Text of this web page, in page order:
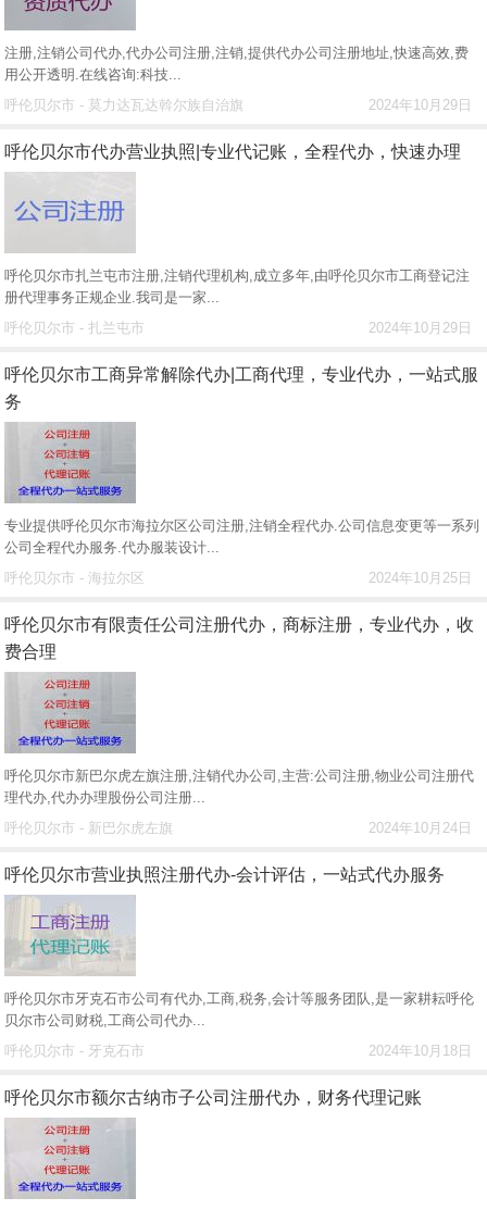
注册,注销公司代办,代办公司注册,注销,提供代办公司注册地址,快速高效,费
用公开透明.在线咨询:科技...
2024年10月29日
呼伦贝尔市 - 莫力达瓦达斡尔族自治旗
呼伦贝尔市代办营业执照|专业代记账，全程代办，快速办理
呼伦贝尔市扎兰屯市注册,注销代理机构,成立多年,由呼伦贝尔市工商登记注
册代理事务正规企业.我司是一家...
2024年10月29日
呼伦贝尔市 - 扎兰屯市
呼伦贝尔市工商异常解除代办|工商代理，专业代办，一站式服
务
专业提供呼伦贝尔市海拉尔区公司注册,注销全程代办.公司信息变更等一系列
公司全程代办服务.代办服装设计...
2024年10月25日
呼伦贝尔市 - 海拉尔区
呼伦贝尔市有限责任公司注册代办，商标注册，专业代办，收
费合理
呼伦贝尔市新巴尔虎左旗注册,注销代办公司,主营:公司注册,物业公司注册代
理代办,代办办理股份公司注册...
2024年10月24日
呼伦贝尔市 - 新巴尔虎左旗
呼伦贝尔市营业执照注册代办-会计评估，一站式代办服务
呼伦贝尔市牙克石市公司有代办,工商,税务,会计等服务团队,是一家耕耘呼伦
贝尔市公司财税,工商公司代办...
2024年10月18日
呼伦贝尔市 - 牙克石市
呼伦贝尔市额尔古纳市子公司注册代办，财务代理记账